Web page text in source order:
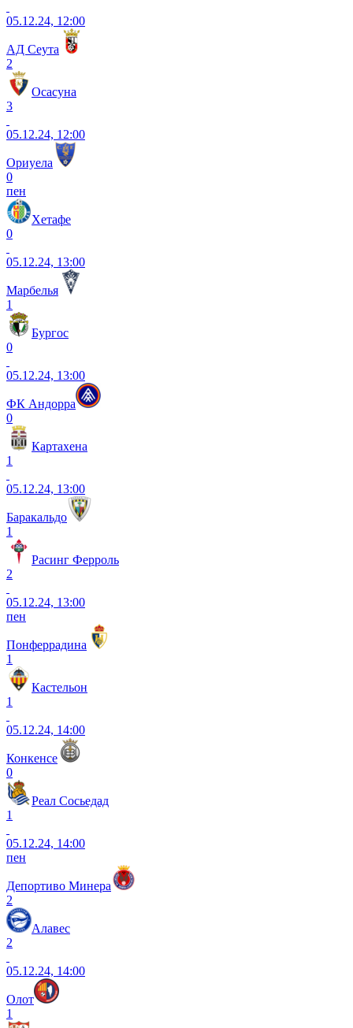
05.12.24, 12:00
АД Сеута
2
Осасуна
3
05.12.24, 12:00
Ориуела
0
пен
Хетафе
0
05.12.24, 13:00
Марбелья
1
Бургос
0
05.12.24, 13:00
ФК Андорра
0
Картахена
1
05.12.24, 13:00
Баракальдо
1
Расинг Ферроль
2
05.12.24, 13:00
пен
Понферрадина
1
Кастельон
1
05.12.24, 14:00
Конкенсе
0
Реал Сосьедад
1
05.12.24, 14:00
пен
Депортиво Минера
2
Алавес
2
05.12.24, 14:00
Олот
1